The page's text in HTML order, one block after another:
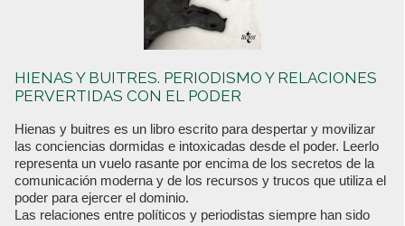
HIENAS Y BUITRES. PERIODISMO Y RELACIONES
PERVERTIDAS CON EL PODER
Hienas y buitres es un libro escrito para despertar y movilizar
las conciencias dormidas e intoxicadas desde el poder. Leerlo
representa un vuelo rasante por encima de los secretos de la
comunicación moderna y de los recursos y trucos que utiliza el
poder para ejercer el dominio.
Las relaciones entre políticos y periodistas siempre han sido